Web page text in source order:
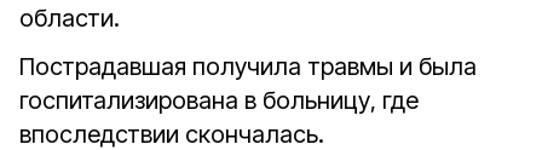
области.
Пострадавшая получила травмы и была
госпитализирована в больницу, где
впоследствии скончалась.